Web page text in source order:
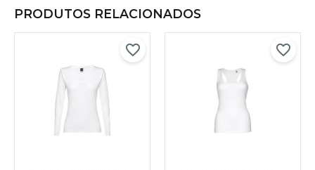
PRODUTOS RELACIONADOS